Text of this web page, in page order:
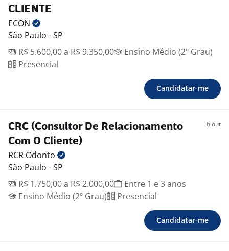
CLIENTE
ECON
São Paulo - SP
R$ 5.600,00 a R$ 9.350,00
Ensino Médio (2º Grau)
Presencial
Candidatar-me
CRC (Consultor De Relacionamento
Com O Cliente)
6 out
RCR Odonto
São Paulo - SP
R$ 1.750,00 a R$ 2.000,00
Entre 1 e 3 anos
Ensino Médio (2º Grau)
Presencial
Candidatar-me